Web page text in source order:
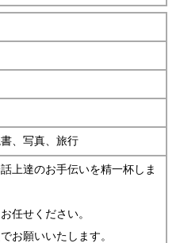
、写真、旅行
上達のお手伝いを精一杯しま
任せください。
お願いいたします。